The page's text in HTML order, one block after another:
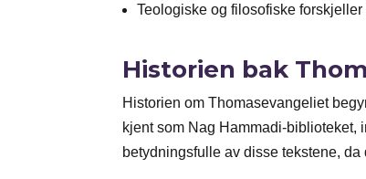
Teologiske og filosofiske
Historien bak
Historien om Thomasevangeliet
kjent som Nag Hammadi-biblioteket,
betydningsfulle av disse tekstene,